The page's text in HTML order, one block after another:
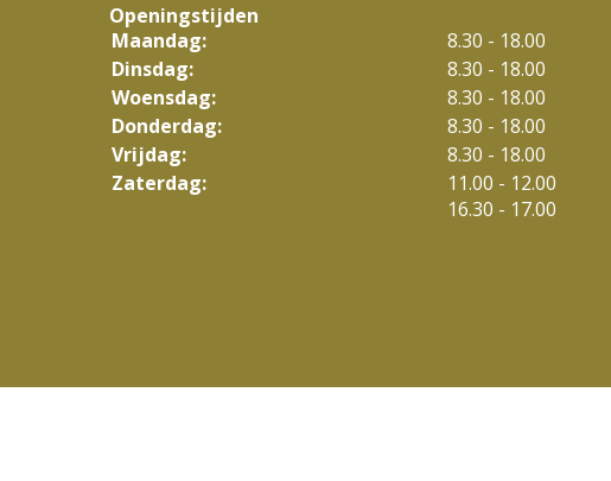
Openingstijden
Maandag:
8.30 - 18.00
Dinsdag:
8.30 - 18.00
Woensdag:
8.30 - 18.00
Donderdag:
8.30 - 18.00
Vrijdag:
8.30 - 18.00
Zaterdag:
11.00 tot
- 12.00
16.30 tot
- 17.00